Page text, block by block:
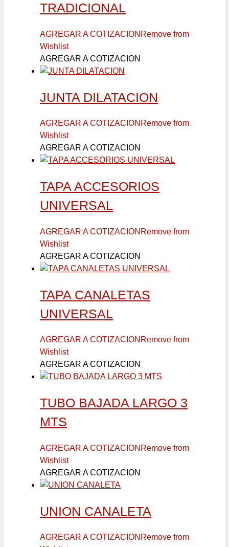
TRADICIONAL
AGREGAR A COTIZACION Remove from
Wishlist
AGREGAR A COTIZACION
JUNTA DILATACION
AGREGAR A COTIZACION Remove from
Wishlist
AGREGAR A COTIZACION
TAPA ACCESORIOS
UNIVERSAL
AGREGAR A COTIZACION Remove from
Wishlist
AGREGAR A COTIZACION
TAPA CANALETAS
UNIVERSAL
AGREGAR A COTIZACION Remove from
Wishlist
AGREGAR A COTIZACION
TUBO BAJADA LARGO 3
MTS
AGREGAR A COTIZACION Remove from
Wishlist
AGREGAR A COTIZACION
UNION CANALETA
AGREGAR A COTIZACION Remove from